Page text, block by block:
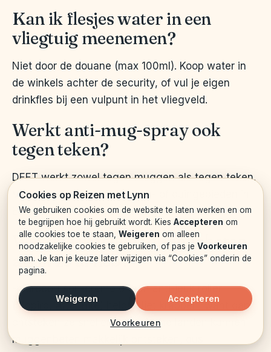
Kan ik flesjes water in een
vliegtuig meenemen?
Niet door de douane (max 100ml). Koop water in
de winkels achter de security, of vul je eigen
drinkfles bij een vulpunt in het vliegveld.
Werkt anti-mug-spray ook
tegen teken?
DEET werkt zowel tegen muggen als tegen teken.
Voor wandelvakanties in bos- of duingebieden in
Europa is DEET dus ook een goede keuze.
Wat doe ik tegen muggenbeten
als ik ze al heb?
Hydrocortison-crème of een anti-jeuk roller
(Mopiro, After Bite) helpt. Niet krabben, want dan
ontsteken ze sneller. In tropische landen kunnen
muggenbeten makkelijk ontsteken, dus
Cookies op Reizen met Lynn
We gebruiken cookies om de website te laten werken en om
te begrijpen hoe hij gebruikt wordt. Kies Accepteren om
alle cookies toe te staan, Weigeren om alleen
noodzakelijke cookies te gebruiken, of pas je Voorkeuren
aan. Je kan je keuze later wijzigen via “Cookies” onderin de
pagina.
Weigeren
Voorkeuren
Accepteren